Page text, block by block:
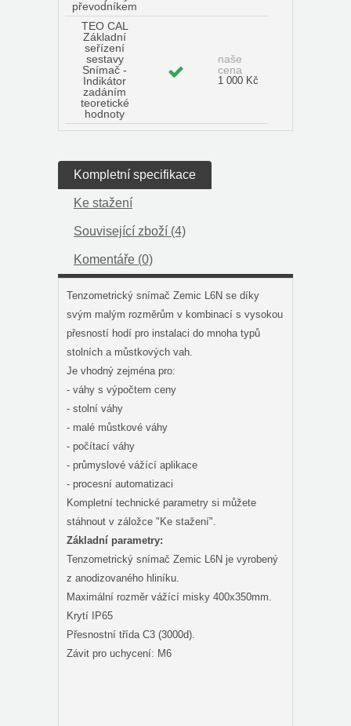
převodníkem
TEO CAL
Základní
seřízení
sestavy
Snímač -
Indikátor
zadáním
teoretické
hodnoty
naše
cena
1 000 Kč
Kompletní specifikace
Ke stažení
Související zboží (4)
Komentáře (0)
Tenzometrický snímač Zemic L6N se díky
svým malým rozměrům v kombinací s vysokou
přesností hodí pro instalaci do mnoha typů
stolních a můstkových vah.
Je vhodný zejména pro:
- váhy s výpočtem ceny
- stolní váhy
- malé můstkové váhy
- počítací váhy
- průmyslové vážící aplikace
- procesní automatizaci
Kompletní technické parametry si můžete
stáhnout v záložce "Ke stažení".
Základní parametry:
Tenzometrický snímač Zemic L6N je vyrobený
z anodizovaného hliníku.
Maximální rozměr vážící misky 400x350mm.
Krytí IP65
Přesnostní třída C3 (3000d).
Závit pro uchycení: M6